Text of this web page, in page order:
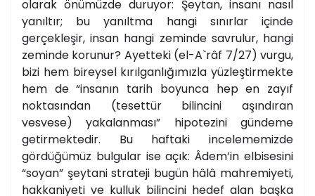
olarak önümüzde duruyor: Şeytan, insanı nasıl
yanıltır; bu yanıltma hangi sınırlar içinde
gerçekleşir, insan hangi zeminde savrulur, hangi
zeminde korunur? Ayetteki (el-A`râf 7/27) vurgu,
bizi hem bireysel kırılganlığımızla yüzleştirmekte
hem de “insanın tarih boyunca hep en zayıf
noktasından (tesettür bilincini aşındıran
vesvese) yakalanması” hipotezini gündeme
getirmektedir. Bu haftaki incelememizde
gördüğümüz bulgular ise açık: Âdem’in elbisesini
“soyan” şeytani strateji bugün hâlâ mahremiyeti,
hakkaniyeti ve kulluk bilincini hedef alan başka